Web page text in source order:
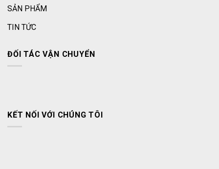
SẢN PHẨM
TIN TỨC
ĐỐI TÁC VẬN CHUYỂN
KẾT NỐI VỚI CHÚNG TÔI